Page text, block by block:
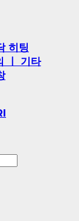
히팅
ㅣ 기타